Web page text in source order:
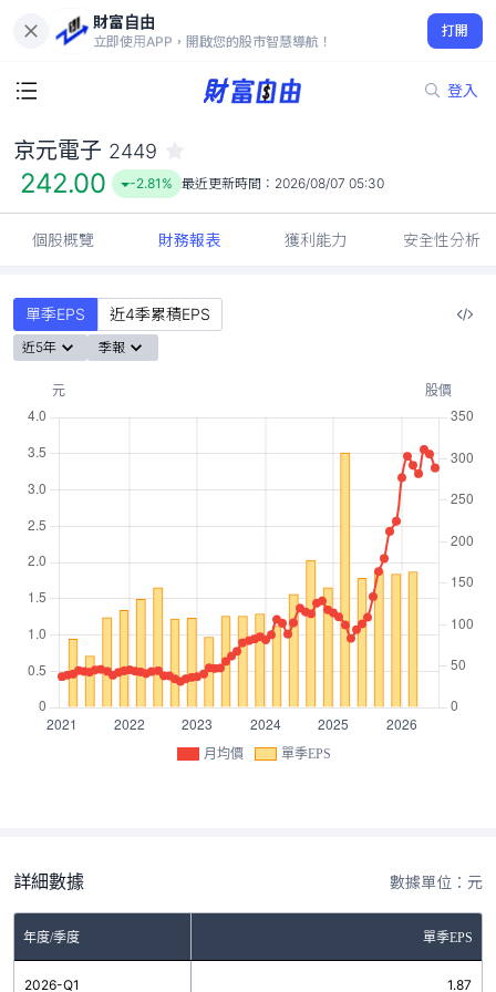
財富自由
立即使用APP，開啟您的股市智慧導航！
打開
登入
242.00
-2.81%
京元電子 2449
242.00 -2.81% 最近更新時間： 2026/08/07 05:30
個股概覽 財務報表 獲利能力 安全性分析
單季EPS 近4季累積EPS
近5年 季報
月均價 單季EPS
詳細數據 數據單位：元
年度/季度 單季EPS
2026-Q1 1.87